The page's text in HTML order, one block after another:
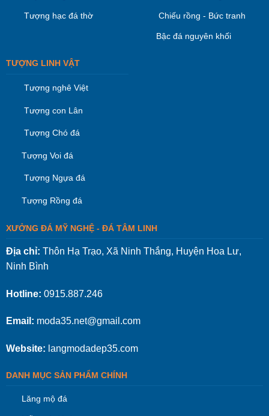
Tượng hạc đá thờ Chiếu rồng - Bức tranh
Bậc đá nguyên khối
TƯỢNG LINH VẬT
Tượng nghê Việt
Tượng con Lân
Tượng Chó đá
Tượng Voi đá
Tượng Ngựa đá
Tượng Rồng đá
XƯỞNG ĐÁ MỸ NGHỆ - ĐÁ TÂM LINH
Địa chỉ: Thôn Hạ Trạo, Xã Ninh Thắng, Huyện Hoa Lư,
Ninh Bình
Hotline: 0915.887.246
Email: moda35.net@gmail.com
Website: langmodadep35.com
DANH MỤC SẢN PHẨM CHÍNH
Lăng mộ đá